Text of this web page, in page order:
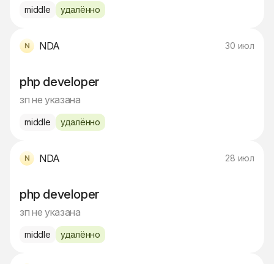
middle удалённо
NDA 30 июл
php developer
зп не указана
middle удалённо
NDA 28 июл
php developer
зп не указана
middle удалённо